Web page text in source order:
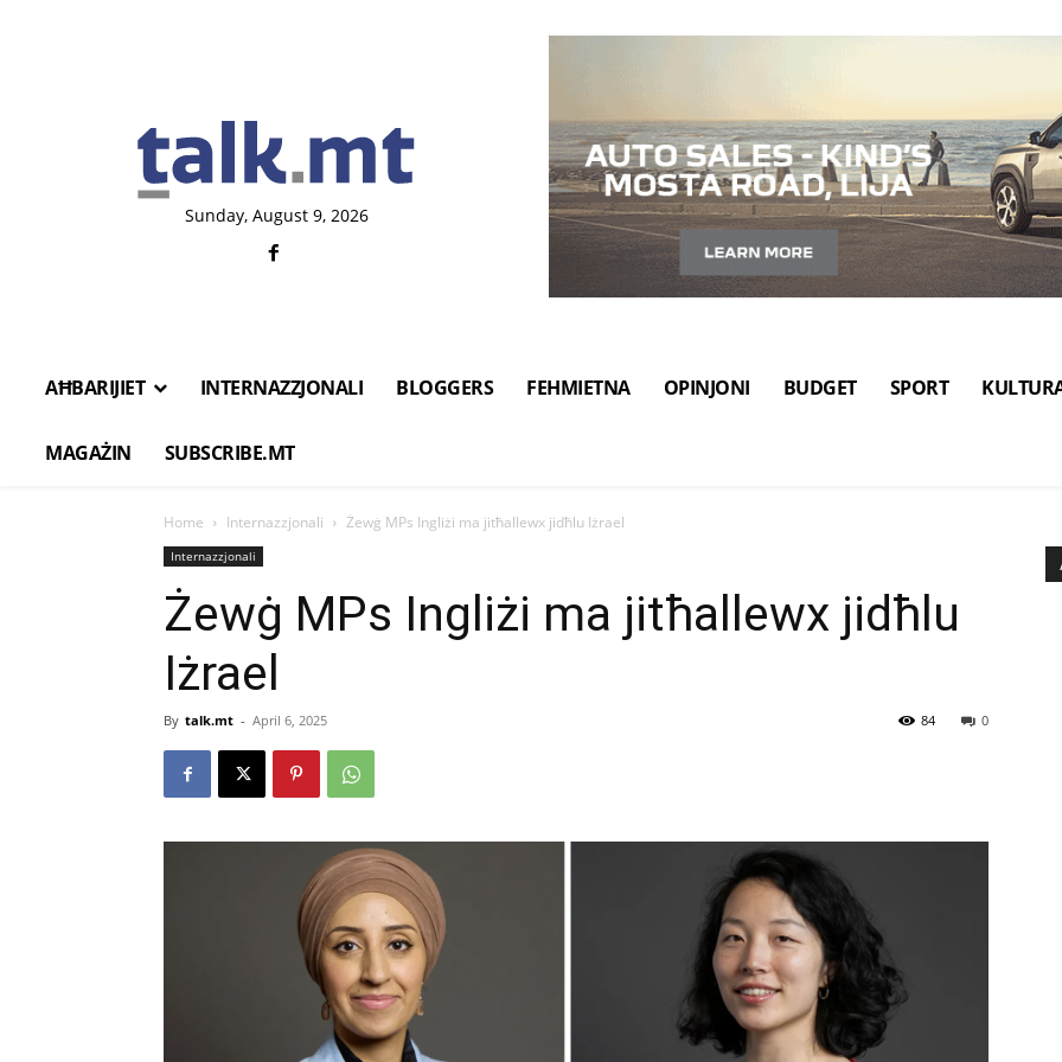
Sunday, August 9, 2026
AĦBARIJIET INTERNAZZJONALI BLOGGERS FEHMIETNA OPINJONI BUDGET SPORT
MAGAŻIN SUBSCRIBE.MT
Home Internazzjonali Żewġ MPs Ingliżi ma jitħallewx jidħlu Iżrael
Internazzjonali
Żewġ MPs Ingliżi ma jitħallewx jidħlu
Iżrael
By talk.mt - April 6, 2025 0
84